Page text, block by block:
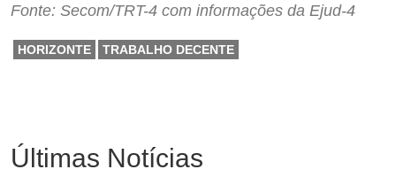
Fonte: Secom/TRT-4 com informações da Ejud-4
HORIZONTE TRABALHO DECENTE
Últimas Notícias